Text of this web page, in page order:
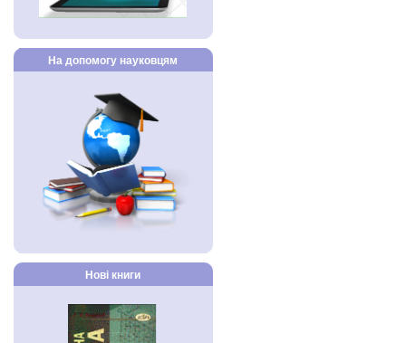
На допомогу науковцям
Нові книги